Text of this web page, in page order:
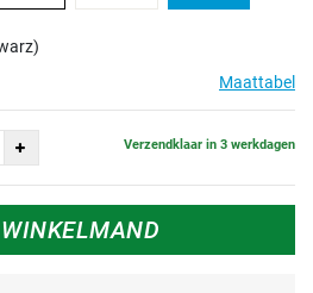
Maattabel
Verzendklaar in 3 werkdagen